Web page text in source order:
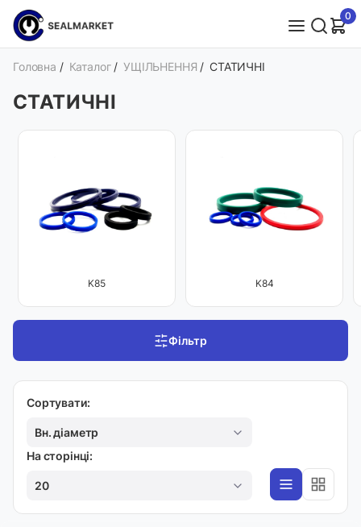
0
Головна / Каталог /УЩІЛЬНЕННЯ /СТАТИЧНІ
СТАТИЧНІ
K85 K84
Фільтр
Сортувати:
Вн. діаметр
На сторінці:
20